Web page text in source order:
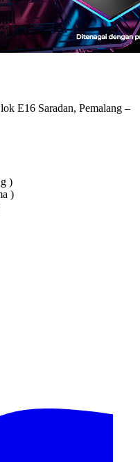
E16 Saradan, Pemalang –
)
)